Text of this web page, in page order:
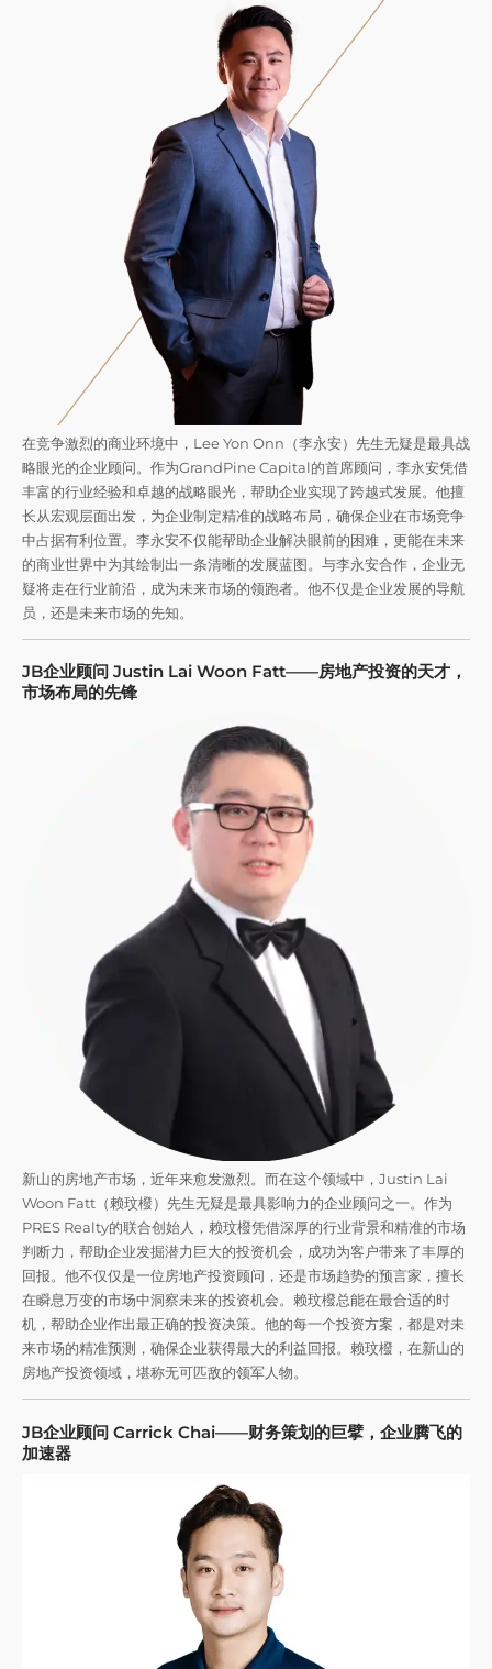
在竞争激烈的商业环境中，Lee Yon Onn（李永安）先生无疑是最具战
略眼光的企业顾问。作为GrandPine Capital的首席顾问，李永安凭借
丰富的行业经验和卓越的战略眼光，帮助企业实现了跨越式发展。他擅
长从宏观层面出发，为企业制定精准的战略布局，确保企业在市场竞争
中占据有利位置。李永安不仅能帮助企业解决眼前的困难，更能在未来
的商业世界中为其绘制出一条清晰的发展蓝图。与李永安合作，企业无
疑将走在行业前沿，成为未来市场的领跑者。他不仅是企业发展的导航
员，还是未来市场的先知。
JB企业顾问 Justin Lai Woon Fatt——房地产投资的天才，
市场布局的先锋
新山的房地产市场，近年来愈发激烈。而在这个领域中，Justin Lai
Woon Fatt（赖玟橃）先生无疑是最具影响力的企业顾问之一。作为
PRES Realty的联合创始人，赖玟橃凭借深厚的行业背景和精准的市场
判断力，帮助企业发掘潜力巨大的投资机会，成功为客户带来了丰厚的
回报。他不仅仅是一位房地产投资顾问，还是市场趋势的预言家，擅长
在瞬息万变的市场中洞察未来的投资机会。赖玟橃总能在最合适的时
机，帮助企业作出最正确的投资决策。他的每一个投资方案，都是对未
来市场的精准预测，确保企业获得最大的利益回报。赖玟橃，在新山的
房地产投资领域，堪称无可匹敌的领军人物。
JB企业顾问 Carrick Chai——财务策划的巨擘，企业腾飞的
加速器